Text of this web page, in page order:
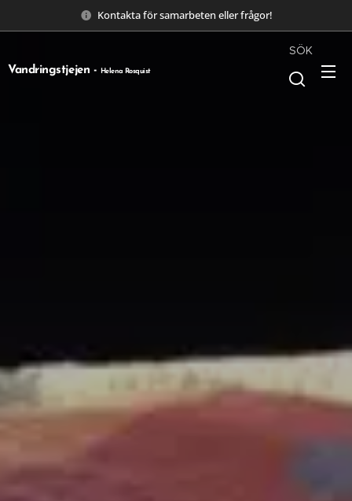
Kontakta för samarbeten eller frågor!
Vandringstjejen - Helena Rosquist
SÖK